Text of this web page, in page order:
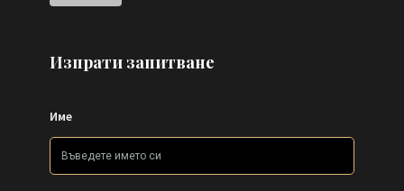
Изпрати запитване
Име